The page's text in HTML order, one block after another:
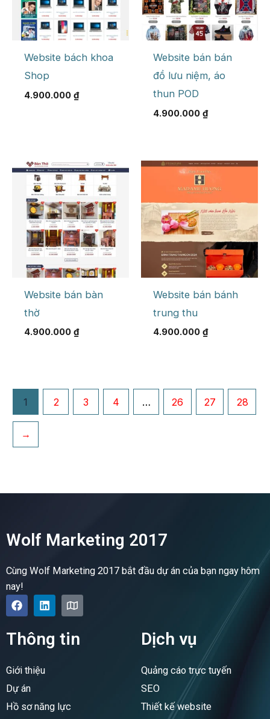
Website bách khoa
Shop
4.900.000 ₫
Website bán bán
đồ lưu niệm, áo
thun POD
4.900.000 ₫
Website bán bàn
thờ
4.900.000 ₫
Website bán bánh
trung thu
4.900.000 ₫
1 2 3 4 … 26 27 28
→
Wolf Marketing 2017
Cùng Wolf Marketing 2017 bắt đầu dự án của bạn ngay hôm
nay!
F
a
e
b
o
k
L
i
e
n
M
a
Thông tin
Giới thiệu
Dự án
Hồ sơ năng lực
Dịch vụ
Quảng cáo trực tuyến
SEO
Thiết kế website